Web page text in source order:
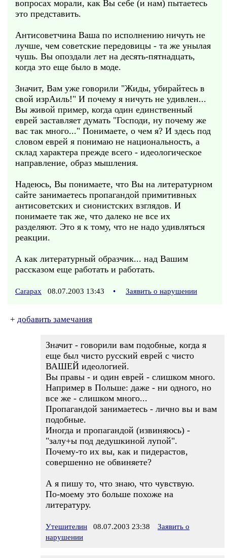
вопросах морали, как Вы себе (и нам) пытаетесь
это представить.
Антисоветчина Ваша по исполнению ничуть не
лучше, чем советские передовицы - та же унылая
чушь. Вы опоздали лет на десять-пятнадцать,
когда это еще было в моде.
Значит, Вам уже говорили "Жиды, убирайтесь в
свой изрАиль!" И почему я ничуть не удивлен...
Вы живой пример, когда один единственный
еврей заставляет думать "Господи, ну почему же
вас так много..." Понимаете, о чем я? И здесь под
словом еврей я понимаю не национальность, а
склад характера прежде всего - идеологическое
направление, образ мышления.
Надеюсь, Вы понимаете, что Вы на литературном
сайте занимаетесь пропагандой примитивных
антисоветских и сионистских взглядов. И
понимаете так же, что далеко не все их
разделяют. Это я к тому, что не надо удивляться
реакции.
А как литературный образчик... над Вашим
рассказом еще работать и работать.
Carapax 08.07.2003 13:43 • Заявить о нарушении
+ добавить замечания
Значит - говорили вам подобные, когда я
еще был чисто русский еврей с чисто
ВАШЕЙ идеологией.
Вы правы - и один еврей - слишком много.
Например в Польше: даже - ни одного, но
все же - слишком много...
Пропагандой занимаетесь - лично вы и вам
подобные.
Иногда и пропагандой (извиняюсь) -
"залу+ы под дедушкиной лупой".
Почему-то их вы, как и пидерастов,
совершенно не обвиняете?
А я пишу то, что знаю, что чувствую.
По-моему это больше похоже на
литературу.
Утешителин 08.07.2003 23:38
Заявить о
нарушении